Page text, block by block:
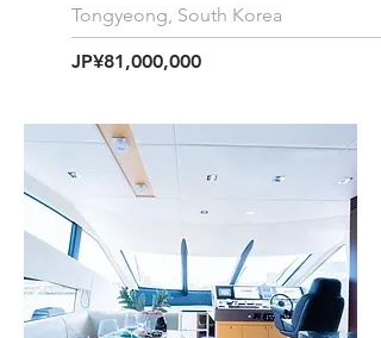
Tongyeong, South Korea
価格
JP¥81,000,000